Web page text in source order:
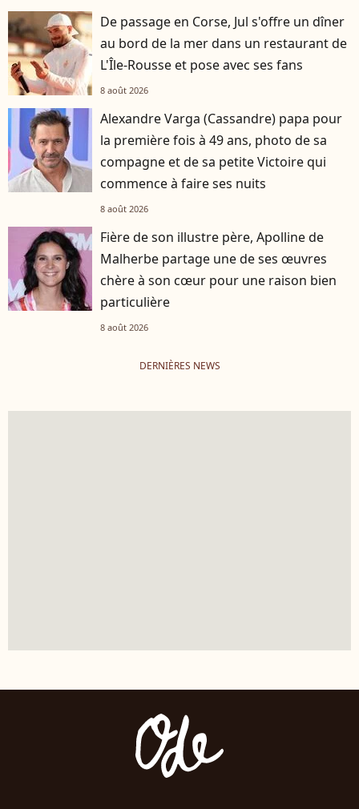
De passage en Corse, Jul s'offre un dîner
au bord de la mer dans un restaurant de
L'Île-Rousse et pose avec ses fans
8 août 2026
Alexandre Varga (Cassandre) papa pour
la première fois à 49 ans, photo de sa
compagne et de sa petite Victoire qui
commence à faire ses nuits
8 août 2026
Fière de son illustre père, Apolline de
Malherbe partage une de ses œuvres
chère à son cœur pour une raison bien
particulière
8 août 2026
DERNIÈRES NEWS